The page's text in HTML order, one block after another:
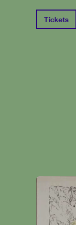
Tickets